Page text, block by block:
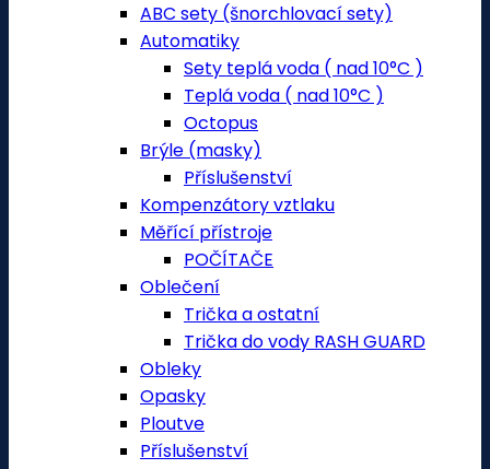
ABC sety (šnorchlovací sety)
Automatiky
Sety teplá voda ( nad 10°C )
Teplá voda ( nad 10°C )
Octopus
Brýle (masky)
Příslušenství
Kompenzátory vztlaku
Měřící přístroje
POČÍTAČE
Oblečení
Trička a ostatní
Trička do vody RASH GUARD
Obleky
Opasky
Ploutve
Příslušenství